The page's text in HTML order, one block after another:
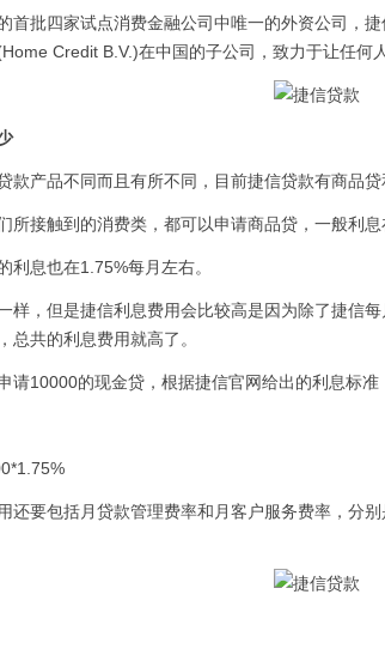
批四家试点消费金融公司中唯一的外资公司，
Credit B.V.)在中国的子公司，致力于让任何
产品不同而且有所不同，目前捷信贷款有商品贷
接触到的消费类，都可以申请商品贷，一般利息
息也在1.75%每月左右。
，但是捷信利息费用会比较高是因为除了捷信每
总共的利息费用就高了。
10000的现金贷，根据捷信官网给出的利息标准
要包括月贷款管理费率和月客户服务费率，分